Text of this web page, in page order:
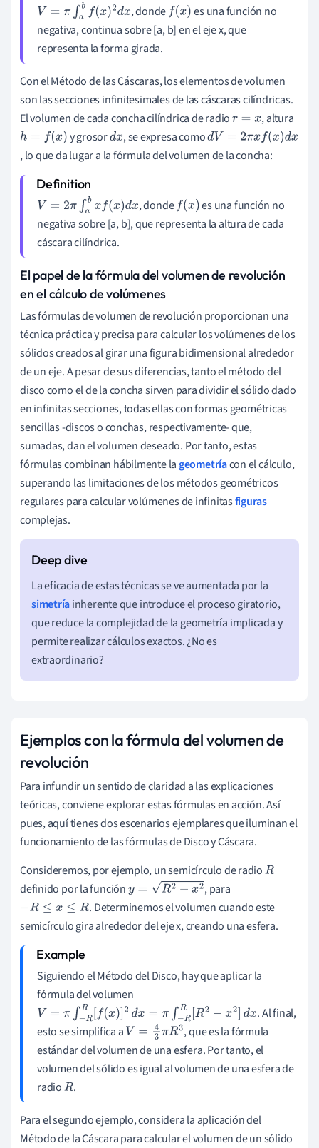
V= π∫abf(x) 2dx , dondef(x)
es una función no
negativa, continua sobre [a, b] en el eje x, que
representa la forma girada.
Con el Método de las Cáscaras, los elementos de volumen
son las secciones infinitesimales de las cáscaras cilíndricas.
El volumen de cada concha cilíndrica de radior=x
, altura
h=f(x ) y grosordx , se expresa comod
V
π
x
d
x
, lo que da lugar a la fórmula del volumen de la concha:
V= 2π abxf(x )dx , dondef(x)
es una función no
negativa sobre [a, b], que representa la altura de cada
cáscara cilíndrica.
El papel de la fórmula del volumen de revolución
en el cálculo de volúmenes
Las fórmulas de volumen de revolución proporcionan una
técnica práctica y precisa para calcular los volúmenes de los
sólidos creados al girar una figura bidimensional alrededor
de un eje. A pesar de sus diferencias, tanto el método del
disco como el de la concha sirven para dividir el sólido dado
en infinitas secciones, todas ellas con formas geométricas
sencillas -discos o conchas, respectivamente- que,
sumadas, dan el volumen deseado. Por tanto, estas
fórmulas combinan hábilmente la geometríacon el cálculo,
superando las limitaciones de los métodos geométricos
regulares para calcular volúmenes de infinitasfiguras
complejas.
La eficacia de estas técnicas se ve aumentada por la
simetríainherente que introduce el proceso giratorio,
que reduce la complejidad de la geometría implicada y
permite realizar cálculos exactos. ¿No es
extraordinario?
Ejemplos con la fórmula del volumen de
revolución
Para infundir un sentido de claridad a las explicaciones
teóricas, conviene explorar estas fórmulas en acción. Así
pues, aquí tienes dos escenarios ejemplares que iluminan el
funcionamiento de las fórmulas de Disco y Cáscara.
Consideremos, por ejemplo, un semicírculo de radioR
definido por la funcióny=R2 −x2
, para
−R≤x ≤R
. Determinemos el volumen cuando este
semicírculo gira alrededor del eje x, creando una esfera.
Siguiendo el Método del Disco, hay que aplicar la
fórmula del volumen
V= π∫−RR[f(x)]2dx=π∫ −RR[R 2−x2]dx
. Al final,
esto se simplifica a V= 43 πR3
, que es la fórmula
estándar del volumen de una esfera. Por tanto, el
volumen del sólido es igual al volumen de una esfera de
radioR .
Para el segundo ejemplo, considera la aplicación del
Método de la Cáscara para calcular el volumen de un sólido